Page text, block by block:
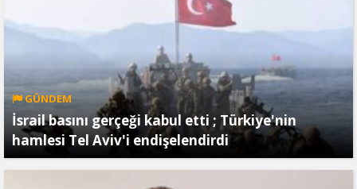
GÜNDEM
İsrail basını gerçeği kabul etti ; Türkiye'nin
hamlesi Tel Aviv'i endişelendirdi